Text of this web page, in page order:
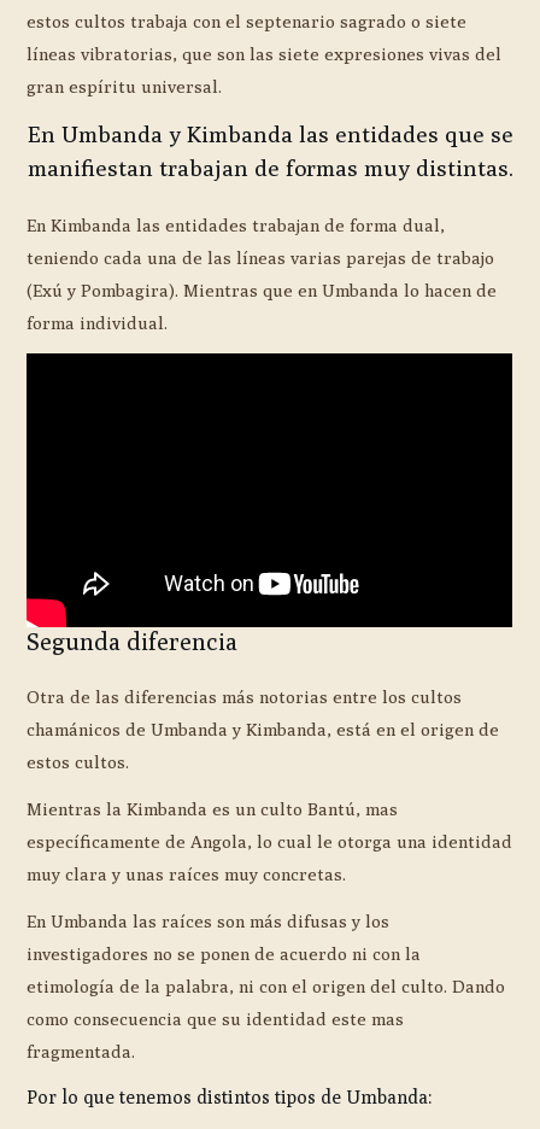
estos cultos trabaja con el septenario sagrado o siete
líneas vibratorias, que son las siete expresiones vivas del
gran espíritu universal.
En Umbanda y Kimbanda las entidades que se
manifiestan trabajan de formas muy distintas.
En Kimbanda las entidades trabajan de forma dual,
teniendo cada una de las líneas varias parejas de trabajo
(Exú y Pombagira). Mientras que en Umbanda lo hacen de
forma individual.
Segunda diferencia
Otra de las diferencias más notorias entre los cultos
chamánicos de Umbanda y Kimbanda, está en el origen de
estos cultos.
Mientras la Kimbanda es un culto Bantú, mas
específicamente de Angola, lo cual le otorga una identidad
muy clara y unas raíces muy concretas.
En Umbanda las raíces son más difusas y los
investigadores no se ponen de acuerdo ni con la
etimología de la palabra, ni con el origen del culto. Dando
como consecuencia que su identidad este mas
fragmentada.
Por lo que tenemos distintos tipos de Umbanda: